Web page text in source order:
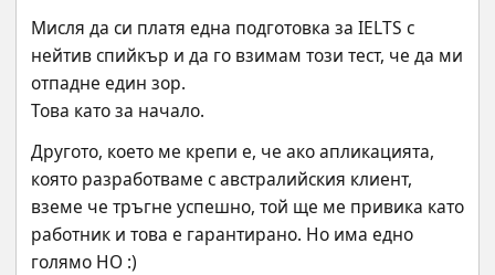
Мисля да си платя една подготовка за IELTS с
нейтив спийкър и да го взимам този тест, че да ми
отпадне един зор.
Това като за начало.
Другото, което ме крепи е, че ако апликацията,
която разработваме с австралийския клиент,
вземе че тръгне успешно, той ще ме привика като
работник и това е гарантирано. Но има едно
голямо НО :)